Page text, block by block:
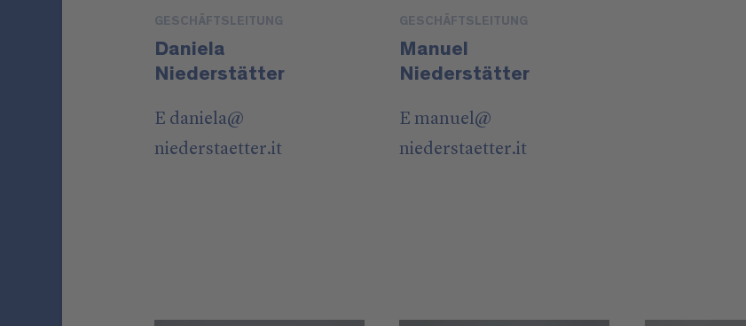
GESCHÄFTSLEITUNG
Daniela
Niederstätter
E daniela@
niederstaetter.it
GESCHÄFTSLEITUNG
Manuel
Niederstätter
E manuel@
niederstaetter.it